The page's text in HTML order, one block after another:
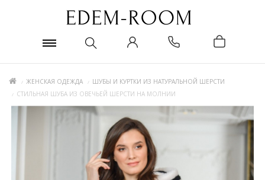
ЖЕНСКАЯ ОДЕЖДА
ШУБЫ И КУРТКИ ИЗ НАТУРАЛЬНОЙ ШЕРСТИ
СТИЛЬНАЯ ШУБА ИЗ ОВЕЧЬЕЙ ШЕРСТИ НА МОЛНИИ